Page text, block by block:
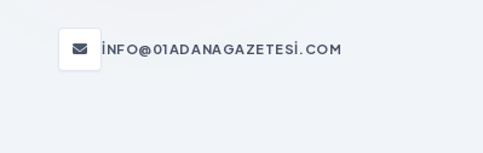
INFO@01ADANAGAZETESI.COM